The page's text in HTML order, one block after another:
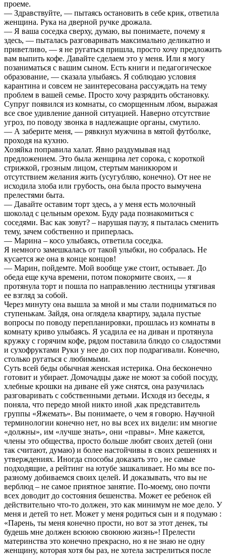
проеме.
— Здравствуйте, — пытаясь остановить в себе крик, ответила
женщина. Рука на дверной ручке дрожала.
— Я ваша соседка сверху, думаю, вы понимаете, почему я
здесь, — пыталась разговаривать максимально деликатно и
приветливо, — я не ругаться пришла, просто хочу предложить
вам выпить кофе. Давайте сделаем это у меня. Или я могу
позаниматься с вашим сыном. Есть книги и педагогическое
образование, — сказала улыбаясь. Я соблюдаю условия
карантина и совсем не заинтересована рассуждать на тему
проблем в вашей семье. Просто хочу разрядить обстановку.
Супруг появился из комнаты, со сморщенным лбом, выражая
все свое удивление данной ситуацией. Наверно отсутствие
угроз, по поводу звонка в надлежащие органы, смутило.
— А заберите меня, — рявкнул мужчина в мятой футболке,
проходя на кухню.
Хозяйка поправила халат. Явно раздумывая над
предложением. Это была женщина лет сорока, с короткой
стрижкой, грозным лицом, стертым маникюром и
отсутствием желания жить (усугубляю, конечно). От нее не
исходила злоба или грубость, она была просто вымучена
прелестями быта.
— Давайте оставим торт здесь, а у меня есть молочный
шоколад с цельным орехом. Буду рада познакомиться с
соседями. Вас как зовут? – нарушая паузу, я пыталась сменить
тему, зачем собственно и приперлась.
— Марина – косо улыбаясь, ответила соседка.
Я немного замешкалась от такой улыбки, но собралась. Не
кусается же она в конце концов!
— Марин, пойдемте. Мой вообще уже стоит, остывает. До
обеда еще куча времени, потом покормите своих, — я
протянула торт и пошла по направлению лестницы утягивая
ее взгляд за собой.
Через минуту она вышла за мной и мы стали подниматься по
ступенькам. Зайдя, она оглядела квартиру, задала пустые
вопросы по поводу перепланировки, прошлась из комнаты в
комнату криво улыбаясь. Я усадила ее на диван и протянула
кружку с горячим кофе, рядом поставила блюдо со сладостями
и сухофруктами Руки у нее до сих пор подрагивали. Конечно,
столько ругаться с любимыми.
Суть всей беды обычная женская истерика. Она бесконечно
готовит и убирает. Домочадцы даже не моют за собой посуду,
хлебные крошки на диване ей уже снятся, она разучилась
разговаривать с собственными детьми. Исходя из беседы, я
поняла, что передо мной никто иной ,как представитель
группы «Яжемать». Вы понимаете, о чем я говорю. Научной
терминологии конечно нет, но вы всех их видели: им многие
«должны», им «лучше знать», они «правы». Мне кажется,
члены это общества, просто больше любят своих детей (они
так считают, думаю) и более настойчивы в своих решениях и
утверждениях. Иногда способы доказать это , не самые
подходящие, а рейтинг на ютубе зашкаливает. Но мы все по-
разному добиваемся своих целей. И доказывать, что вы не
верблюд – не самое приятное занятие. По-моему, оно почти
всех доводит до состояния бешенства. Может ее ребенок ей
действительно что-то должен, это как минимум не мое дело. У
меня и детей то нет. Может у меня родиться сын и я подумаю :
«Парень, ты меня конечно прости, но вот за этот денек, ты
будешь мне должен всююю своююю жизнь»! Прелести
материнства это конечно прекрасно, но я не знаю не одну
женщину, которая хотя бы раз, не хотела застрелиться после